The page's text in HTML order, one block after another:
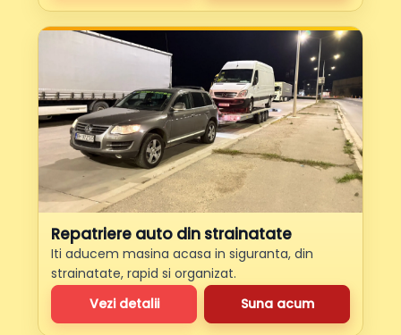
Repatriere auto din strainatate
Iti aducem masina acasa in siguranta, din
strainatate, rapid si organizat.
Vezi detalii
Suna acum